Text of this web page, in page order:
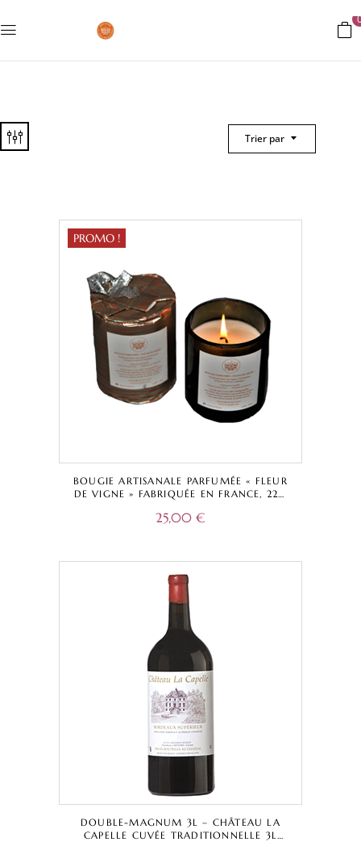
Trier par
PROMO !
BOUGIE ARTISANALE PARFUMÉE « FLEUR
DE VIGNE » FABRIQUÉE EN FRANCE, 220
25,00 €
DOUBLE-MAGNUM 3L – CHÂTEAU LA
CAPELLE CUVÉE TRADITIONNELLE 3L